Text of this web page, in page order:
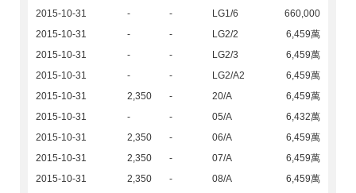
2015-10-31
- - LG1/6
660,000
2015-10-31
- - LG2/2
6,459萬
2015-10-31
- - LG2/3
6,459萬
2015-10-31
- - LG2/A2
6,459萬
2015-10-31
2,350 - 20/A
6,459萬
2015-10-31
- - 05/A
6,432萬
2015-10-31
2,350 - 06/A
6,459萬
2015-10-31
2,350 - 07/A
6,459萬
2015-10-31
2,350 - 08/A
6,459萬